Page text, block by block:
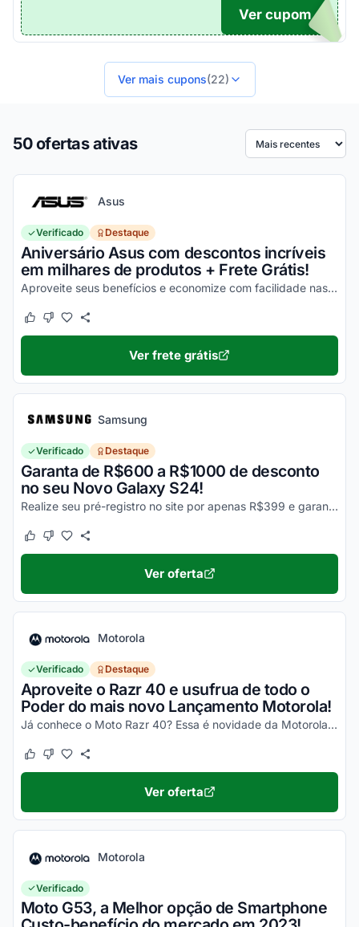
FF
Ver cupom
Ver mais cupons(22)
50 ofertas ativas Ordenar por
Asus
Verificado Destaque
Aniversário Asus com descontos incríveis
em milhares de produtos + Frete Grátis!
Aproveite seus benefícios e economize com facilidade nas suas compras!
Este cupom funcionou
Este cupom não funcionou
Ver frete grátis
Samsung
Verificado Destaque
Garanta de R$600 a R$1000 de desconto
no seu Novo Galaxy S24!
Realize seu pré-registro no site por apenas R$399 e garanta esse desconto imperdível na sua compra!
Este cupom funcionou
Este cupom não funcionou
Ver oferta
Motorola
Verificado Destaque
Aproveite o Razr 40 e usufrua de todo o
Poder do mais novo Lançamento Motorola!
Já conhece o Moto Razr 40? Essa é novidade da Motorola, um celular impecável, com um desempenho incrível e que ainda dobra! Não perca a chance de garantir o seu e aproveite os desc...
Este cupom funcionou
Este cupom não funcionou
Ver oferta
Motorola
Verificado
Moto G53, a Melhor opção de Smartphone